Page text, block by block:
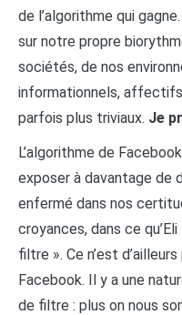
de l’algorithme qui
sur notre propre
sociétés, de nos
informationnels, affectifs
parfois plus triviaux. Je
L’algorithme de
exposer à davantage de
enfermé dans nos
croyances, dans ce
filtre ». Ce n’est
Facebook. Il y a une
de filtre : plus on nous